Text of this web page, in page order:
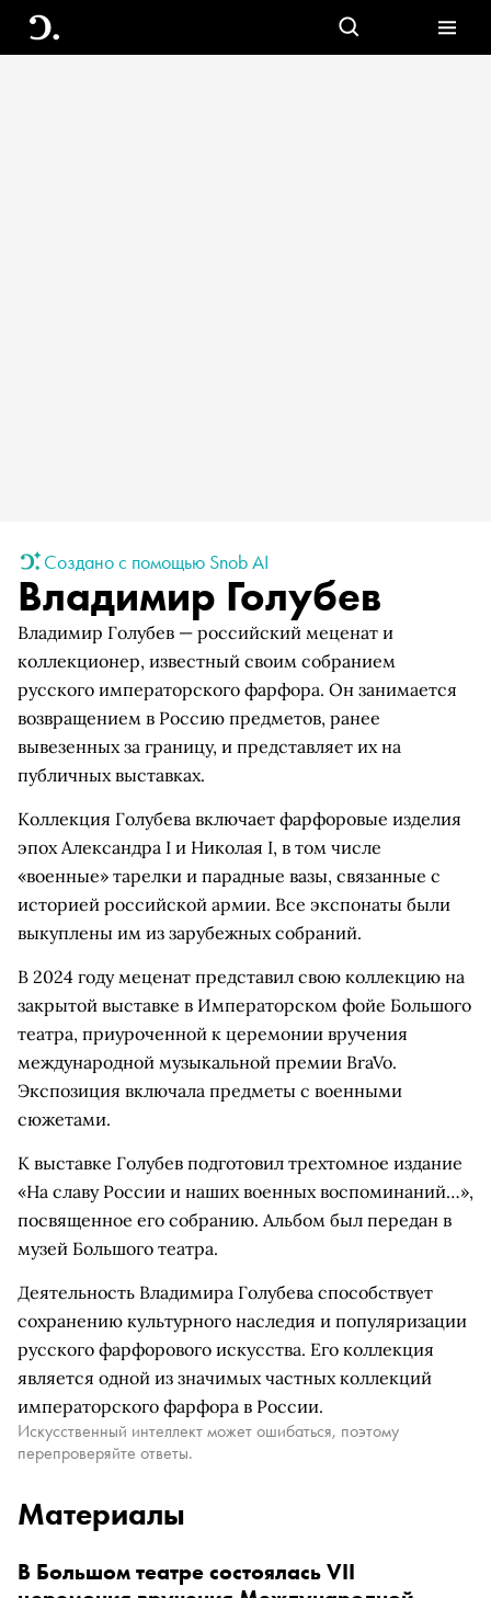
Создано с помощью Snob AI
Владимир Голубев
Владимир Голубев — российский меценат и
коллекционер, известный своим собранием
русского императорского фарфора. Он занимается
возвращением в Россию предметов, ранее
вывезенных за границу, и представляет их на
публичных выставках.
Коллекция Голубева включает фарфоровые изделия
эпох Александра I и Николая I, в том числе
«военные» тарелки и парадные вазы, связанные с
историей российской армии. Все экспонаты были
выкуплены им из зарубежных собраний.
В 2024 году меценат представил свою коллекцию на
закрытой выставке в Императорском фойе Большого
театра, приуроченной к церемонии вручения
международной музыкальной премии BraVo.
Экспозиция включала предметы с военными
сюжетами.
К выставке Голубев подготовил трехтомное издание
«На славу России и наших военных воспоминаний…»,
посвященное его собранию. Альбом был передан в
музей Большого театра.
Деятельность Владимира Голубева способствует
сохранению культурного наследия и популяризации
русского фарфорового искусства. Его коллекция
является одной из значимых частных коллекций
императорского фарфора в России.
Искусственный интеллект может ошибаться, поэтому
перепроверяйте ответы.
Материалы
В Большом театре состоялась VII